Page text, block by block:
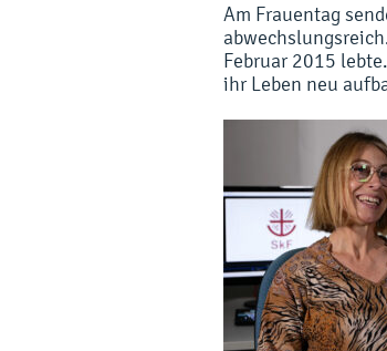
Am Frauentag
Februar 2015
ihr Leben neu